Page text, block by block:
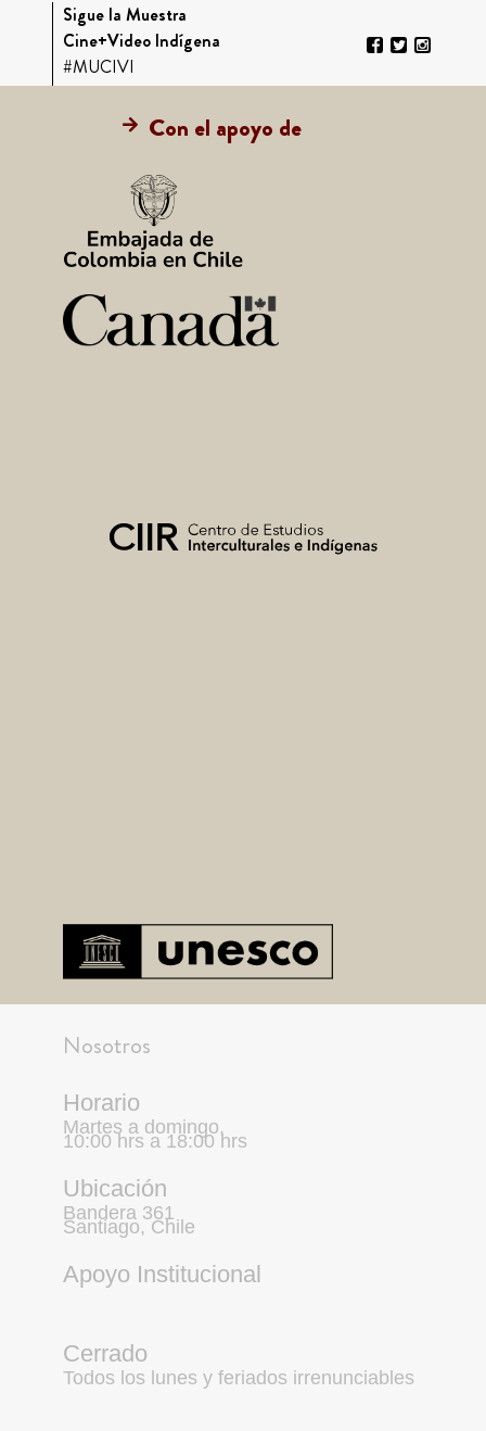
Sigue la Muestra
Cine+Video Indígena
#MUCIVI
Con el apoyo de
Nosotros
Horario
Martes a domingo,
10:00 hrs a 18:00 hrs
Ubicación
Bandera 361
Santiago, Chile
Apoyo Institucional
Cerrado
Todos los lunes y feriados irrenunciables